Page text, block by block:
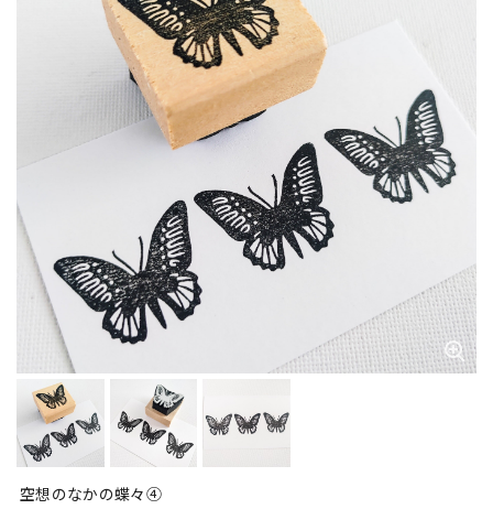
空想のなかの蝶々④